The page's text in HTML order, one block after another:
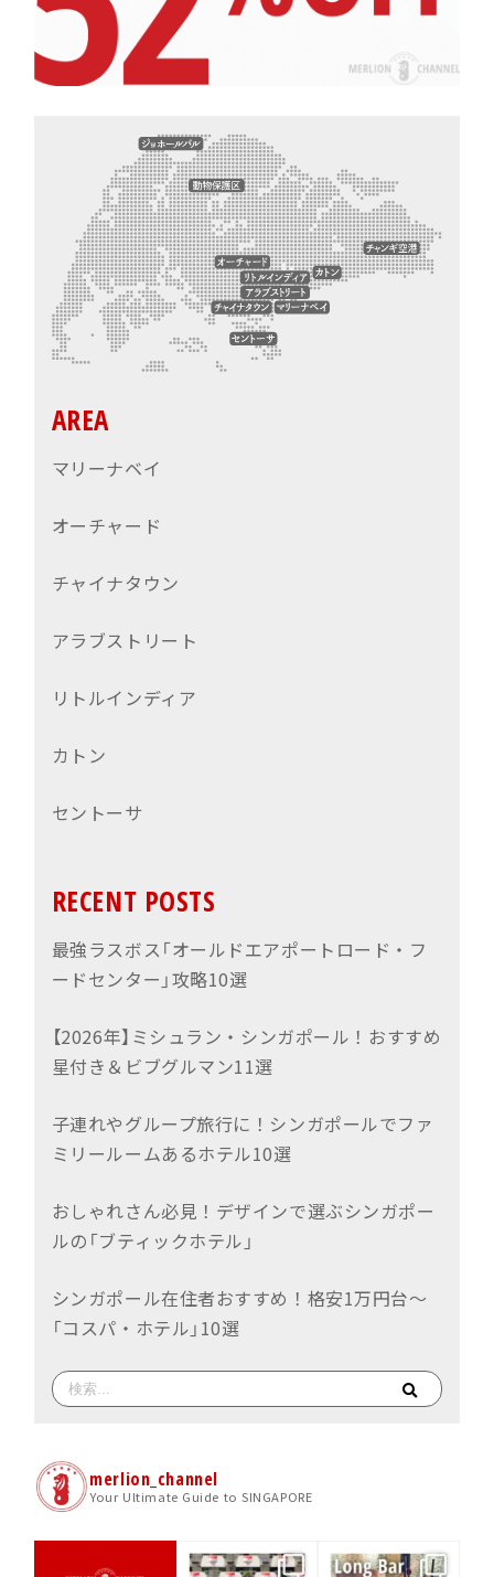
AREA
マリーナベイ
オーチャード
チャイナタウン
アラブストリート
リトルインディア
カトン
セントーサ
RECENT POSTS
最強ラスボス「オールドエアポートロード・フ
ードセンター」攻略10選
【2026年】ミシュラン・シンガポール！おすすめ
星付き＆ビブグルマン11選
子連れやグループ旅行に！シンガポールでファ
ミリールームあるホテル10選
おしゃれさん必見！デザインで選ぶシンガポー
ルの「ブティックホテル」
シンガポール在住者おすすめ！格安1万円台〜
「コスパ・ホテル」10選
merlion_channel
Your Ultimate Guide to SINGAPORE